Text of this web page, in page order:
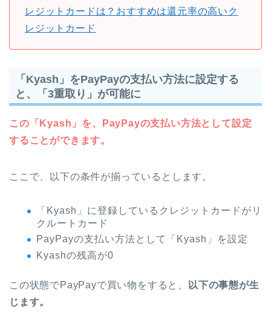
レジットカードは？おすすめは還元率の高いク
レジットカード
「Kyash」をPayPayの支払い方法に設定する
と、「3重取り」が可能に
この「Kyash」を、PayPayの支払い方法として設定
することができます。
ここで、以下の条件が揃っているとします。
「Kyash」に登録しているクレジットカードがリ
クルートカード
PayPayの支払い方法として「Kyash」を設定
Kyashの残高が0
この状態でPayPayで買い物をすると、
以下の事態が生
じます。